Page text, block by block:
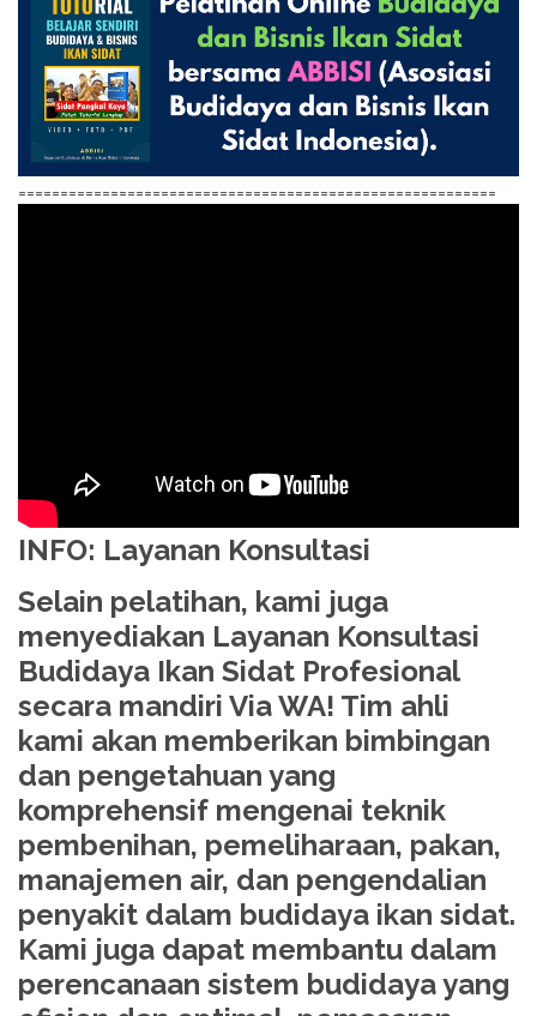
=========================================================
INFO: Layanan Konsultasi
Selain pelatihan, kami juga
menyediakan Layanan Konsultasi
Budidaya Ikan Sidat Profesional
secara mandiri Via WA! Tim ahli
kami akan memberikan bimbingan
dan pengetahuan yang
komprehensif mengenai teknik
pembenihan, pemeliharaan, pakan,
manajemen air, dan pengendalian
penyakit dalam budidaya ikan sidat.
Kami juga dapat membantu dalam
perencanaan sistem budidaya yang